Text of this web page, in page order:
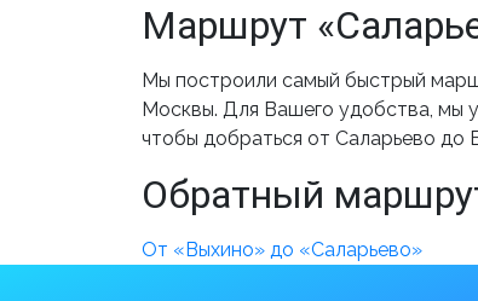
Маршрут
Мы построили самый быстрый
Москвы. Для Вашего удобства, мы
чтобы добраться от Саларьево до
Обратный
От «Выхино» до «Саларьево»